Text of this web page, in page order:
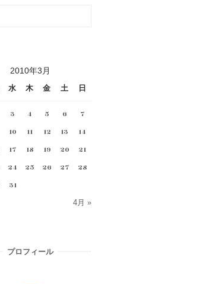
2010年3月
水 木 金 土 日
3 4 5 6
7
10 11 12 13
14
17 18 19 20
21
24 25 26 27
28
31
4月 »
プロフィール